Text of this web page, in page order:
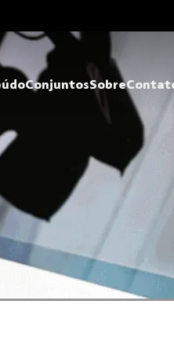
ConjuntosSobre